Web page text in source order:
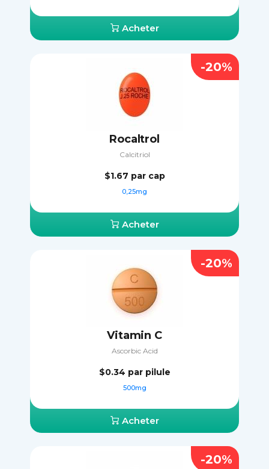
Acheter
Rocaltrol
Calcitriol
$1.67 par cap
0,25mg
Acheter
-20%
Vitamin C
Ascorbic Acid
$0.34 par pilule
500mg
Acheter
-20%
-20%